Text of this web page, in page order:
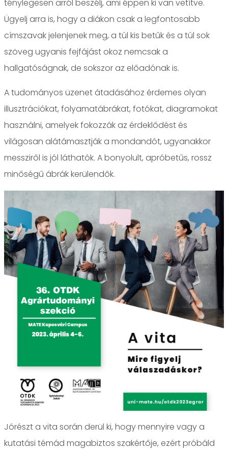
ténylegesen arról beszélj, ami éppen ki van vetítve.
Ügyelj arra is, hogy a diákon csak a legfontosabb
címszavak jelenjenek meg, a túl kis betűk és a túl sok
szöveg ugyanis fejfájást okoz nemcsak a
hallgatóságnak, de sokszor az előadónak is.
A tudományos üzenet átadásához érdemes olyan
illusztrációkat, folyamatábrákat, fotókat, diagramokat
használni, amelyek fokozzák az érdeklődést és
világosan alátámasztják a mondandót, ugyanakkor
messziről is jól láthatók. A bonyolult, apróbetűs, rossz
minőségű ábrák kerülendők.
Jórészt a vita során derül ki, hogy mennyire vagy a
kutatási témád magabiztos szakértője, ezért próbáld